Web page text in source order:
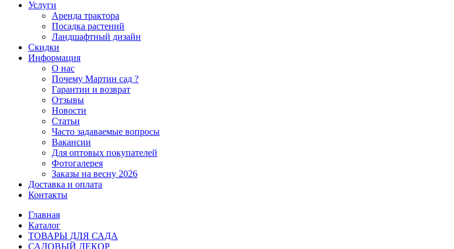
Услуги
Аренда трактора
Посадка растений
Ландшафтный дизайн
Скидки
Информация
О нас
Почему Мартин сад ?
Гарантии и возврат
Отзывы
Новости
Статьи
Часто задаваемые вопросы
Вакансии
Для оптовых покупателей
Фотогалерея
Заказы на весну 2026
Доставка и оплата
Контакты
Главная
Каталог
ТОВАРЫ ДЛЯ САДА
САДОВЫЙ ДЕКОР